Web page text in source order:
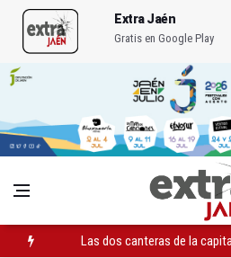
Extra Jaén
Gratis en Google Play
Las dos canteras de la